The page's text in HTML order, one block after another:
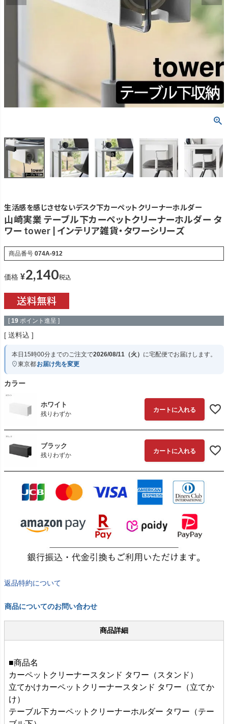
生活感を感じさせないデスク下カーペットクリーナーホルダー
山崎実業 テーブル下カーペットクリーナーホルダー タ
ワー tower | インテリア雑貨・タワーシリーズ
商品番号 074A-912
価格 ¥2,140税込
[ 19 ポイント進呈 ]
送料込
本日 15時00分までのご注文で2026/08/11（火） に宅配便でお届けします。
東京都お届け先を変更
カラー
ホワイト
残りわずか
カートに入れる
ブラック
残りわずか
カートに入れる
返品特約について
商品についてのお問い合わせ
商品詳細
■商品名
カーペットクリーナースタンド タワー（スタンド）
立てかけカーペットクリーナースタンド タワー（立てか
け）
テーブル下カーペットクリーナーホルダー タワー（テー